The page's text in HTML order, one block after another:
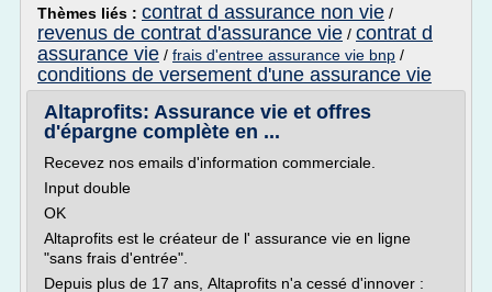
Thèmes liés : contrat d assurance non vie /
revenus de contrat d'assurance vie / contrat d
assurance vie / frais d'entree assurance vie bnp /
conditions de versement d'une assurance vie
Altaprofits: Assurance vie et offres
d'épargne complète en ...
Recevez nos emails d'information commerciale.
Input double
OK
Altaprofits est le créateur de l' assurance vie en ligne
"sans frais d'entrée".
Depuis plus de 17 ans, Altaprofits n'a cessé d'innover :